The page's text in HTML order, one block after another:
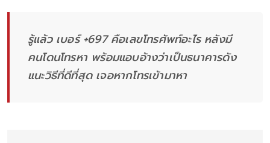
รู้แล้ว เบอร์ +697 คือเลขโทรศัพท์อะไร หลังมี
คนโดนโทรหา พร้อมแอบอ้างว่าเป็นธนาคารดัง
แนะวิธีที่ดีที่สุด เจอหากโทรเข้ามาหา